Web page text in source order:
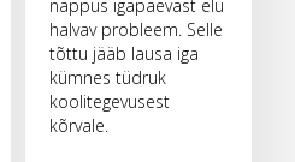
nappus igapäevast elu
halvav probleem. Selle
tõttu jääb lausa iga
kümnes tüdruk
koolitegevusest
kõrvale.